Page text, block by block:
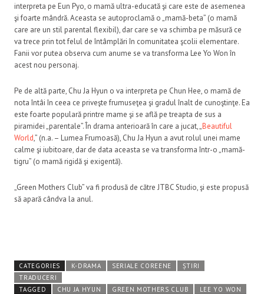
interpreta pe Eun Pyo, o mamă ultra-educată şi care este de asemenea
şi foarte mândră. Aceasta se autoproclamă o „mamă-beta” (o mamă
care are un stil parental flexibil), dar care se va schimba pe măsură ce
va trece prin tot felul de întâmplări în comunitatea şcolii elementare.
Fanii vor putea observa cum anume se va transforma Lee Yo Won în
acest nou personaj.
Pe de altă parte, Chu Ja Hyun o va interpreta pe Chun Hee, o mamă de
nota întâi în ceea ce priveşte frumuseţea şi gradul înalt de cunoştinţe. Ea
este foarte populară printre mame şi se află pe treapta de sus a
piramidei „parentale”. În drama anterioară în care a jucat, „Beautiful
World,” (n.a. – Lumea Frumoasă), Chu Ja Hyun a avut rolul unei mame
calme şi iubitoare, dar de data aceasta se va transforma într-o „mamă-
tigru” (o mamă rigidă şi exigentă).
„Green Mothers Club” va fi produsă de către JTBC Studio, şi este propusă
să apară cândva la anul.
CATEGORIES K-DRAMA SERIALE COREENE
ȘTIRI
TRADUCERI
TAGGED
CHU JA HYUN GREEN MOTHERS CLUB LEE YO WON